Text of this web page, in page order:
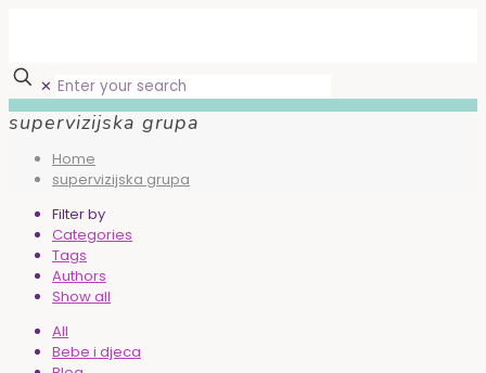
✕
supervizijska grupa
Home
supervizijska grupa
Filter by
Categories
Tags
Authors
Show all
All
Bebe i djeca